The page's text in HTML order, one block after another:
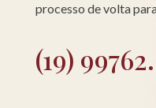
processo de volta
(19)